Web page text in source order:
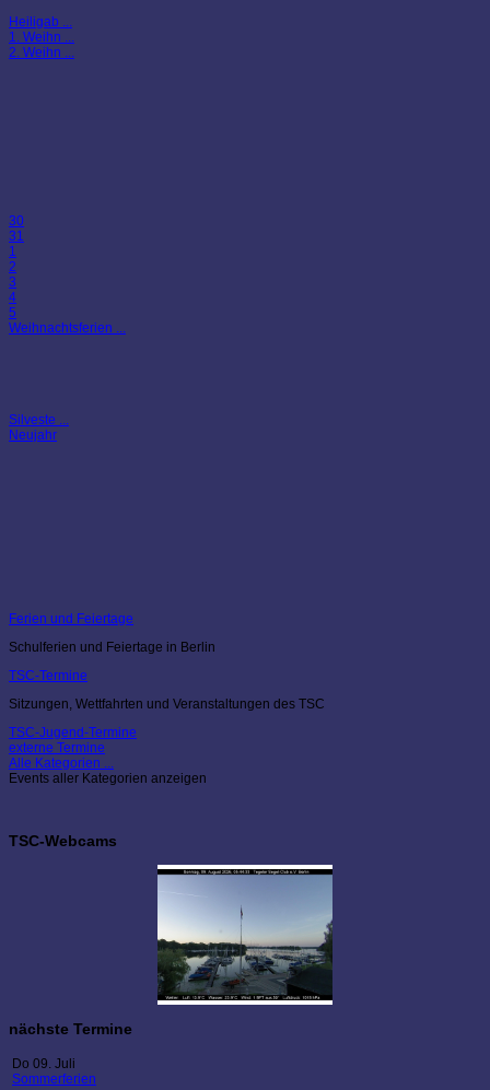
Heiligab ...
1. Weihn ...
2. Weihn ...
30
31
1
2
3
4
5
Weihnachtsferien ...
Silveste ...
Neujahr
Ferien und Feiertage
Schulferien und Feiertage in Berlin
TSC-Termine
Sitzungen, Wettfahrten und Veranstaltungen des TSC
TSC-Jugend-Termine
externe Termine
Alle Kategorien ...
Events aller Kategorien anzeigen
TSC-Webcams
nächste Termine
Do 09. Juli
Sommerferien